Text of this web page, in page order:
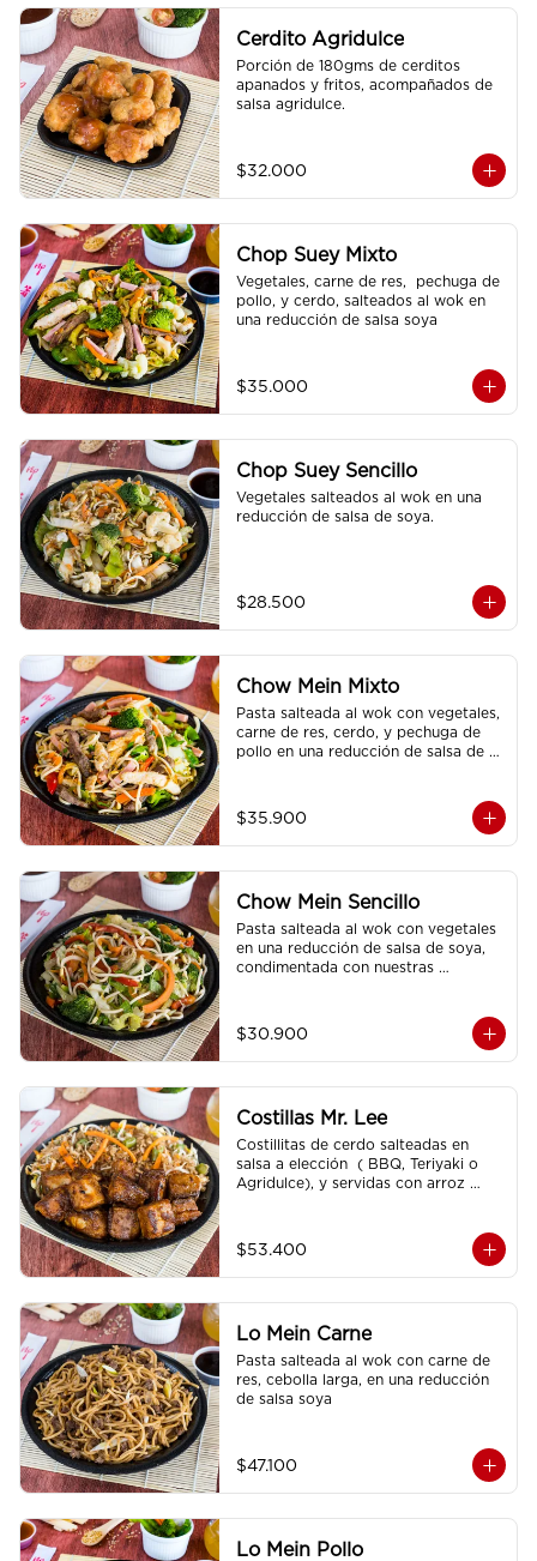
Cerdito Agridulce
Porción de 180gms de cerditos
apanados y fritos, acompañados de
salsa agridulce.
$32.000
Chop Suey Mixto
Vegetales, carne de res,  pechuga de
pollo, y cerdo, salteados al wok en
una reducción de salsa soya
$35.000
Chop Suey Sencillo
Vegetales salteados al wok en una
reducción de salsa de soya.
$28.500
Chow Mein Mixto
Pasta salteada al wok con vegetales,
carne de res, cerdo, y pechuga de
pollo en una reducción de salsa de
$35.900
Chow Mein Sencillo
Pasta salteada al wok con vegetales
en una reducción de salsa de soya,
condimentada con nuestras
$30.900
Costillas Mr. Lee
Costillitas de cerdo salteadas en
salsa a elección  ( BBQ, Teriyaki o
Agridulce), y servidas con arroz
$53.400
Lo Mein Carne
Pasta salteada al wok con carne de
res, cebolla larga, en una reducción
de salsa soya
$47.100
Lo Mein Pollo